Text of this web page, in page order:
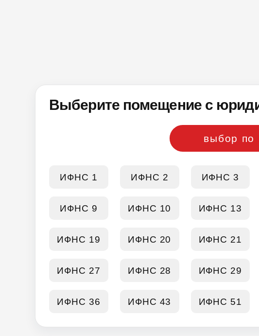
Выберите помещение с
выбор
ИФНС 1 ИФНС 2 ИФНС 3
ИФНС 9 ИФНС 10 ИФНС 13
ИФНС 19 ИФНС 20 ИФНС 21
ИФНС 27 ИФНС 28 ИФНС 29
ИФНС 36 ИФНС 43 ИФНС 51